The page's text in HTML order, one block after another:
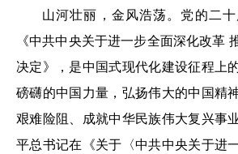
山河壮丽，金风浩荡。党的二
《中共中央关于进一步全面深化改革
决定》，是中国式现代化建设征程上
磅礴的中国力量，弘扬伟大的中国精
艰难险阻、成就中华民族伟大复兴事
平总书记在《关于〈中共中央关于进